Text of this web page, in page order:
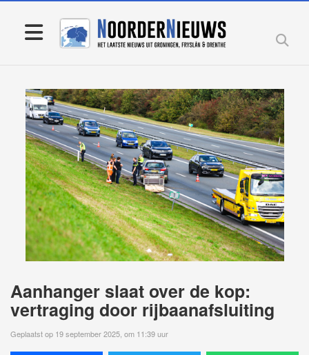
Aanhanger slaat over de kop:
vertraging door rijbaanafsluiting
Geplaatst op 19 september 2025, om 11:39 uur